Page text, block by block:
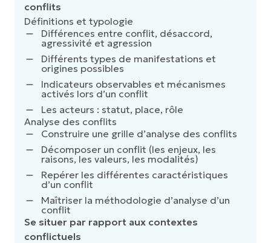
conflits
Définitions et typologie
Différences entre conflit, désaccord,
agressivité et agression
Différents types de manifestations et
origines possibles
Indicateurs observables et mécanismes
activés lors d’un conflit
Les acteurs : statut, place, rôle
Analyse des conflits
Construire une grille d’analyse des conflits
Décomposer un conflit (les enjeux, les
raisons, les valeurs, les modalités)
Repérer les différentes caractéristiques
d’un conflit
Maîtriser la méthodologie d’analyse d’un
conflit
Se situer par rapport aux contextes
conflictuels